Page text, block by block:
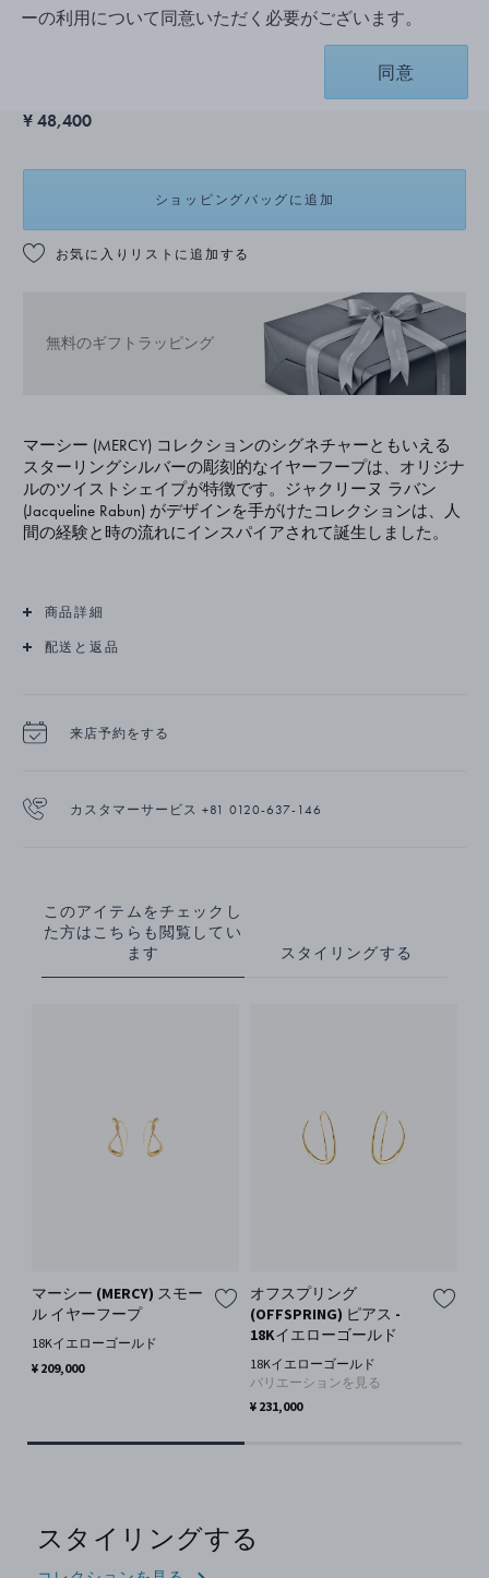
¥ 48,400
ショッピングバッグに追加
お気に入りリストに追加する
無料のギフトラッピング
マーシー (MERCY) コレクションのシグネチャーともいえる
スターリングシルバーの彫刻的なイヤーフープは、オリジナ
ルのツイストシェイプが特徴です。ジャクリーヌ ラバン
(Jacqueline Rabun) がデザインを手がけたコレクションは、人
間の経験と時の流れにインスパイアされて誕生しました。
商品詳細
配送と返品
来店予約をする
カスタマーサービス +81 0120-637-146
このアイテムをチェックし
た方はこちらも閲覧してい
ます
スタイリングする
マーシー (MERCY) スモー
ル イヤーフープ
18Kイエローゴールド
¥ 209,000
オフスプリング
(OFFSPRING) ピアス -
18Kイエローゴールド
18Kイエローゴールド
バリエーションを見る
¥ 231,000
スタイリングする
ーの利用について同意いただく必要がございます。
同意